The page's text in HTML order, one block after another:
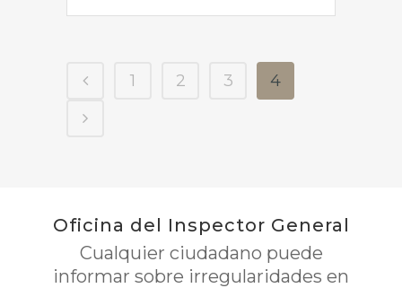
1 2 3 4
Oficina del Inspector General
Cualquier ciudadano puede
informar sobre irregularidades en